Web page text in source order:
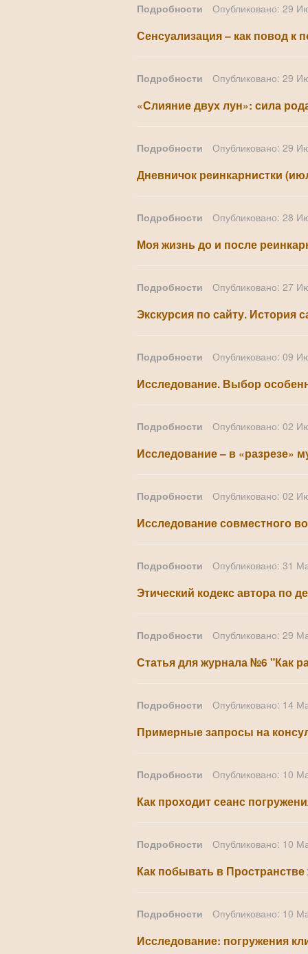
Подробности Опубликовано: 29
Сенсуализация – как повод к
Подробности Опубликовано: 29
«Слияние двух лун»: сила
Подробности Опубликовано: 29
Дневничок реинкарнистки
Подробности Опубликовано: 28
Моя жизнь до и после
Подробности Опубликовано: 27
Экскурсия по сайту. История
Подробности Опубликовано: 09
Исследование. Выбор
Подробности Опубликовано: 02
Исследование – в «разрезе»
Подробности Опубликовано: 02
Исследование совместного
Подробности Опубликовано: 31
Этический кодекс автора по
Подробности Опубликовано: 29
Статья для журнала №6 "Как
Подробности Опубликовано: 14
Примерные запросы на
Подробности Опубликовано: 10
Как проходит сеанс
Подробности Опубликовано: 10
Как побывать в
Подробности Опубликовано: 10
Исследование: погружения